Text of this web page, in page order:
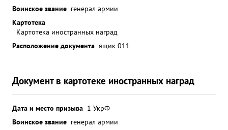
Воинское звание генерал армии
Картотека
Картотека иностранных наград
Расположение документа ящик 011
Документ в картотеке иностранных наград
Дата и место призыва 1 УкрФ
Воинское звание генерал армии